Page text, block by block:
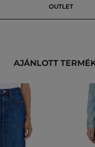
OUTLET
AJÁNLOTT